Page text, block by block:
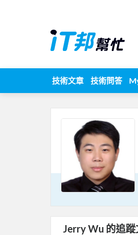
技術文章 技術問答
Jerry Wu 的追